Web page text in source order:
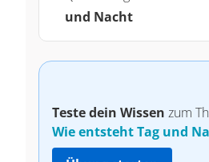
und Nacht
Teste dein Wissen zum
Wie entsteht Tag und